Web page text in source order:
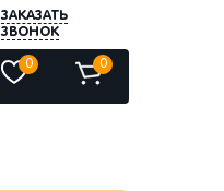
ЗАКАЗАТЬ
ЗВОНОК
0 0